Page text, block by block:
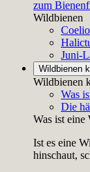
zum
Wildbienen
Juni-
Wildbienen
Wildbienen
Was
Die
Was ist eine
Ist es eine
hinschaut,